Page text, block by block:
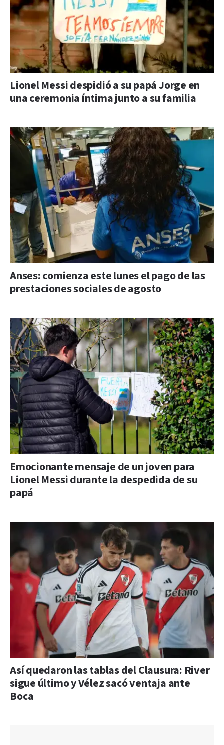
Lionel Messi despidió a su papá Jorge en
una ceremonia íntima junto a su familia
Anses: comienza este lunes el pago de las
prestaciones sociales de agosto
Emocionante mensaje de un joven para
Lionel Messi durante la despedida de su
papá
Así quedaron las tablas del Clausura: River
sigue último y Vélez sacó ventaja ante
Boca